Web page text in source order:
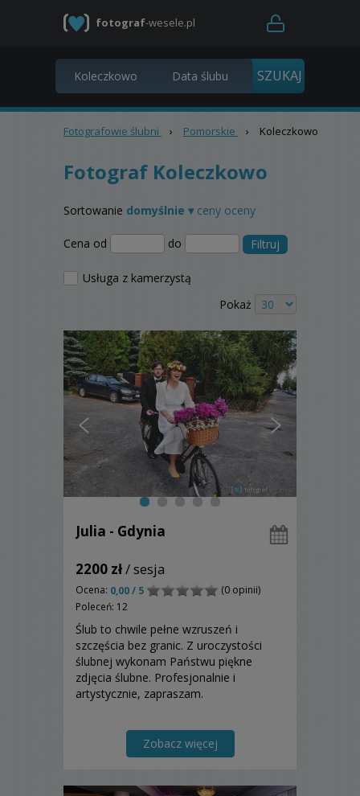
fotograf-wesele.pl
Fotografowie ślubni › Pomorskie › Koleczkowo
Fotograf Koleczkowo
Sortowanie domyślnie ▾ ceny oceny
Cena od do Filtruj
Usługa z kamerzystą
Pokaż
Julia - Gdynia
2200 zł/ sesja
Ocena: 0,00 / 5
(0 opinii)
Poleceń: 12
Ślub to chwile pełne wzruszeń i
szczęścia bez granic. Z uroczystości
ślubnej wykonam Państwu piękne
zdjęcia ślubne. Profesjonalnie i
artystycznie, zapraszam.
Zobacz więcej